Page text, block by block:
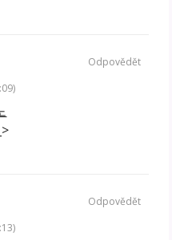
Odpovědět
Odpovědět